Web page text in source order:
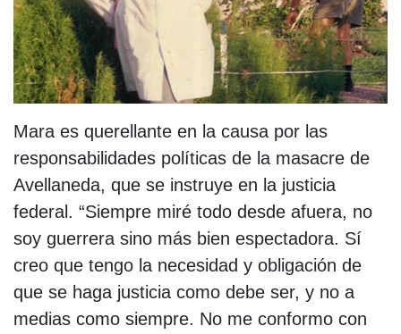
Mara es querellante en la causa por las
responsabilidades políticas de la masacre de
Avellaneda, que se instruye en la justicia
federal. “Siempre miré todo desde afuera, no
soy guerrera sino más bien espectadora. Sí
creo que tengo la necesidad y obligación de
que se haga justicia como debe ser, y no a
medias como siempre. No me conformo con